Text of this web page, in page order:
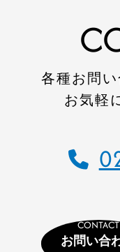
各種お問い
お気軽
CONTACT
お問い合